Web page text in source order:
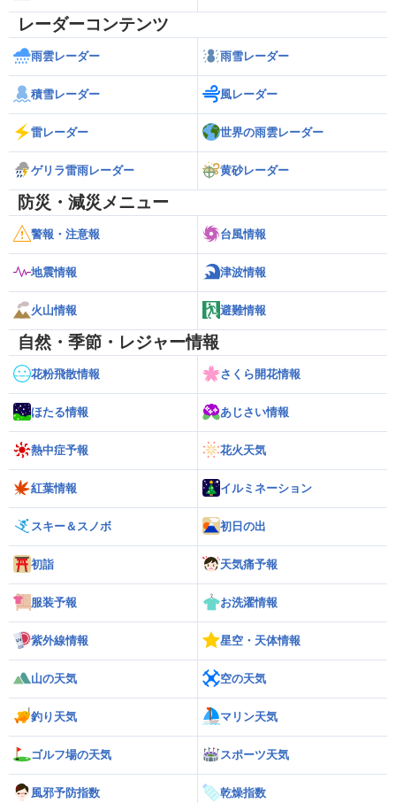
レーダーコンテンツ
雨雲レーダー 雨雪レーダー
積雪レーダー 風レーダー
雷レーダー 世界の雨雲レーダー
ゲリラ雷雨レーダー 黄砂レーダー
防災・減災メニュー
警報・注意報 台風情報
地震情報 津波情報
火山情報 避難情報
自然・季節・レジャー情報
花粉飛散情報 さくら開花情報
ほたる情報 あじさい情報
熱中症予報 花火天気
紅葉情報 イルミネーション
スキー＆スノボ 初日の出
初詣 天気痛予報
服装予報 お洗濯情報
紫外線情報 星空・天体情報
山の天気 空の天気
釣り天気 マリン天気
ゴルフ場の天気 スポーツ天気
風邪予防指数 乾燥指数